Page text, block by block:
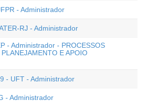
- Administrador
RJ - Administrador
- Administrador - PROCESSOS
E APOIO
- UFT - Administrador
- Administrador